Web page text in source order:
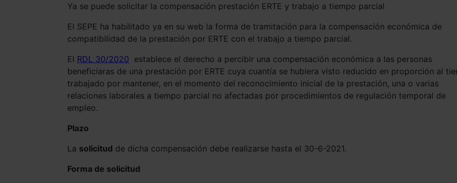
Ya se puede solicitar la compensación prestación ERTE y trabajo a tiempo parcial
El SEPE ha habilitado ya en su web la forma de tramitación para la compensación económica de
compatibilidad de la prestación por ERTE con el trabajo a tiempo parcial.
El RDL 30/2020 establece el derecho a percibir una compensación económica a las personas
beneficiaras de una prestación por ERTE cuya cuantía se hubiera visto reducido en proporción al
trabajado por mantener, en el momento del reconocimiento inicial de la prestación, una o varias
relaciones laborales a tiempo parcial no afectadas por procedimientos de regulación temporal de
empleo.
Plazo
La solicitud de dicha compensación debe realizarse hasta el 30-6-2021.
Forma de solicitud